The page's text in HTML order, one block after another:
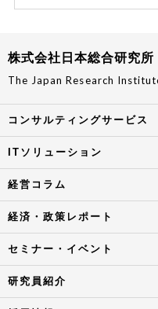
株式会社日本総合研究所
The Japan Research
コンサルティングサービス
ITソリューション
経営コラム
経済・政策レポート
セミナー・イベント
研究員紹介